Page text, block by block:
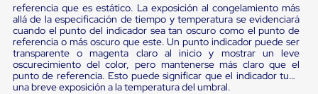
de
Andén
Multi
Transportes
Controles
de
Muelle/Andén
referencia que es estático. La exposición al congelamiento más
allá de la especificación de tiempo y temperatura se evidenciará
cuando el punto del indicador sea tan oscuro como el punto de
referencia o más oscuro que este. Un punto indicador puede ser
transparente o magenta claro al inicio y mostrar un leve
oscurecimiento del color, pero mantenerse más claro que el
punto de referencia. Esto puede significar que el indicador tuvo
una breve exposición a la temperatura del umbral.